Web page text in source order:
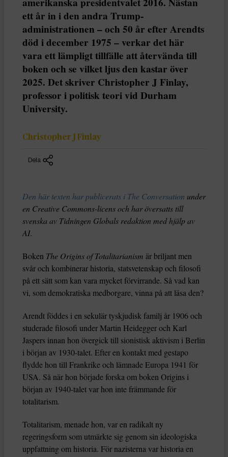
ett år in i den andra Trump-
administrationen – och 50 år efter Arendts
död i december 1975 – verkar det här
vara ett lämpligt tillfälle att återvända till
boken och se vilket ljus den kastar över
2025. Det skriver Christopher J Finlay,
professor i politisk teori vid Durham
University.
Christopher J Finlay
Dela
Den här texten har publicerats i The Conversation under
en Creative Commons-licens och har översatts till
svenska av Tidningen Globals redaktion med hjälp av
AI.
Boken The Origins of Totalitarianism är briljant men
svår och kombinerar historia, statsvetenskap och filosofi
på ett sätt som kan vara mycket förvirrande. Så vad kan
vi, som demokratiska medborgare, vinna på att läsa den?
Arendt föddes i en sekulär tyskjudisk familj år 1906 och
studerade filosofi under Martin Heidegger och Karl
Jaspers innan hon övergick till sionistisk aktivism i Berlin
i början av 1930-talet. Efter en kontakt med gestapo
flydde hon till Frankrike och lämnade Europa 1941 för
USA. Så när hon började forska om boken Origins i
början av 1940-talet var hon inte främmande för
totalitarism.
Totalitarism, menade hon, var en radikalt ny
regeringsform som utmärkte sig genom sin ideologiska
uppfattning om historia. För nazisterna var historia en